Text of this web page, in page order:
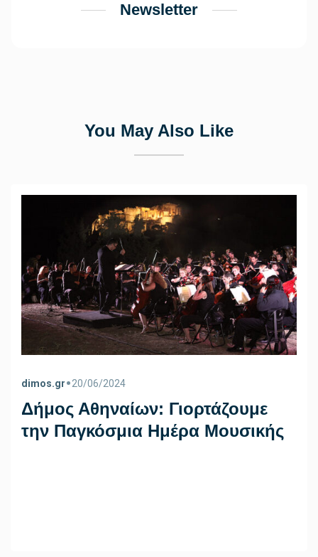
Newsletter
You May Also Like
dimos.gr•20/06/2024
Δήμος Αθηναίων: Γιορτάζουμε
την Παγκόσμια Ημέρα Μουσικής